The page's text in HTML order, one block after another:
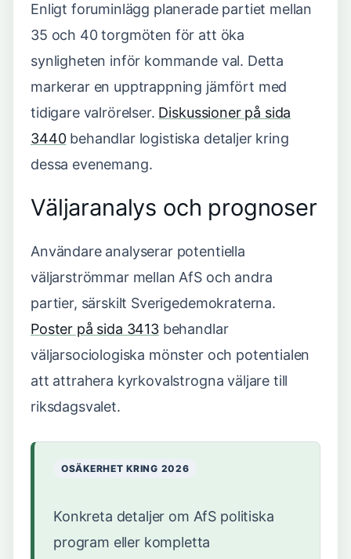
Enligt foruminlägg planerade partiet mellan
35 och 40 torgmöten för att öka
synligheten inför kommande val. Detta
markerar en upptrappning jämfört med
tidigare valrörelser. Diskussioner på sida
3440behandlar logistiska detaljer kring
dessa evenemang.
Väljaranalys och prognoser
Användare analyserar potentiella
väljarströmmar mellan AfS och andra
partier, särskilt Sverigedemokraterna.
Poster på sida 3413behandlar
väljarsociologiska mönster och potentialen
att attrahera kyrkovalstrogna väljare till
riksdagsvalet.
OSÄKERHET KRING 2026
Konkreta detaljer om AfS politiska
program eller kompletta